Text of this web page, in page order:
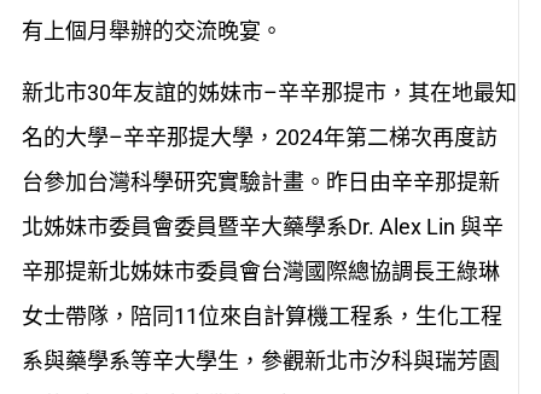
有上個月舉辦的交流晚宴。
新北市30年友誼的姊妹市–辛辛那提市，其在地最知
名的大學–辛辛那提大學，2024年第二梯次再度訪
台參加台灣科學研究實驗計畫。昨日由辛辛那提新
北姊妹市委員會委員暨辛大藥學系Dr. Alex Lin 與辛
辛那提新北姊妹市委員會台灣國際總協調長王綠琳
女士帶隊，陪同11位來自計算機工程系，生化工程
系與藥學系等辛大學生，參觀新北市汐科與瑞芳園